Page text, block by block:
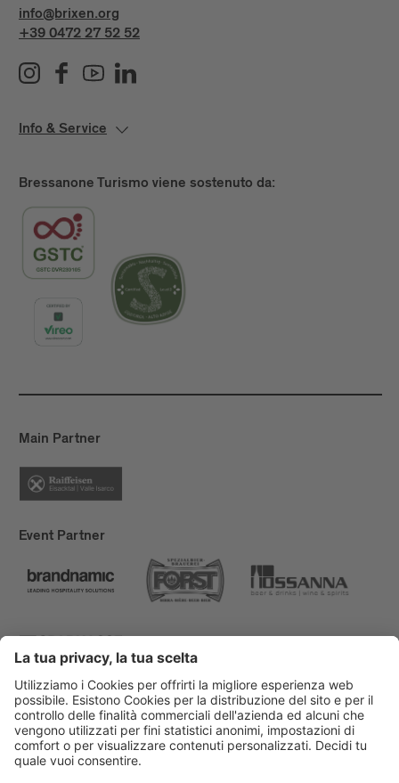
info@brixen.org
+39 0472 27 52 52
Info & Service
Bressanone Turismo viene sostenuto da:
Main Partner
Event Partner
Bressanone Turismo
Privacy
Note legali
Finanziamenti
Mappa del sito